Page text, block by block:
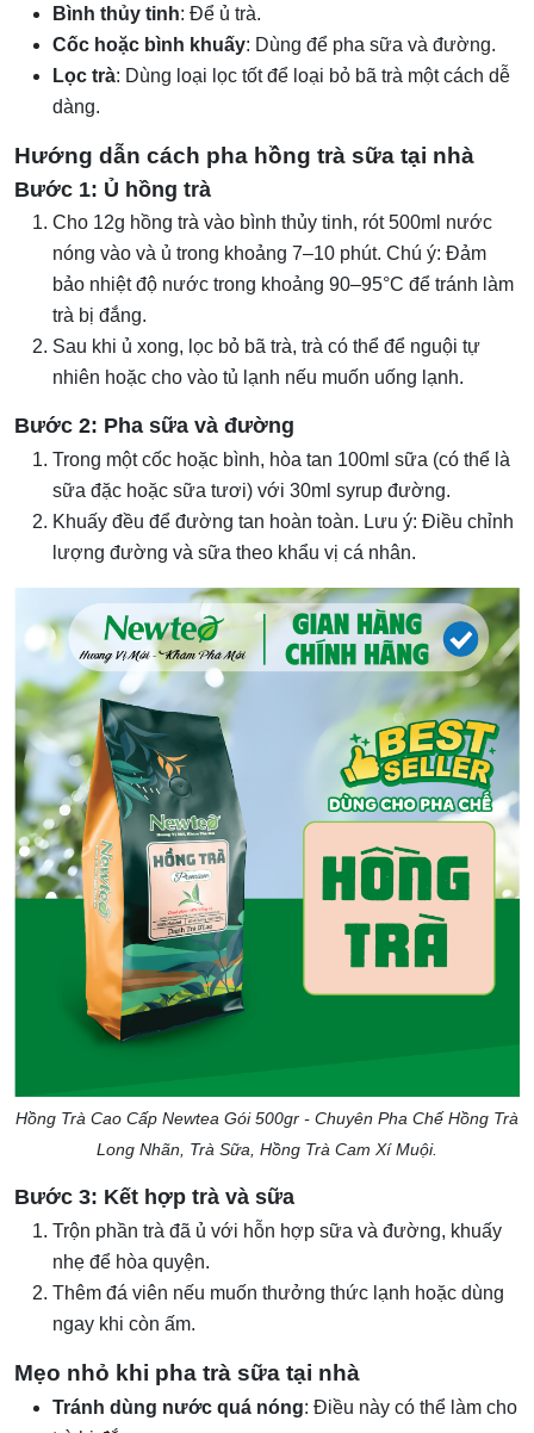
Bình thủy tinh: Để ủ trà.
Cốc hoặc bình khuấy: Dùng để pha sữa và đường.
Lọc trà: Dùng loại lọc tốt để loại bỏ bã trà một cách dễ
dàng.
Hướng dẫn cách pha hồng trà sữa tại nhà
Bước 1: Ủ hồng trà
Cho 12g hồng trà vào bình thủy tinh, rót 500ml nước
nóng vào và ủ trong khoảng 7–10 phút. Chú ý: Đảm
bảo nhiệt độ nước trong khoảng 90–95°C để tránh làm
trà bị đắng.
Sau khi ủ xong, lọc bỏ bã trà, trà có thể để nguội tự
nhiên hoặc cho vào tủ lạnh nếu muốn uống lạnh.
Bước 2: Pha sữa và đường
Trong một cốc hoặc bình, hòa tan 100ml sữa (có thể là
sữa đặc hoặc sữa tươi) với 30ml syrup đường.
Khuấy đều để đường tan hoàn toàn. Lưu ý: Điều chỉnh
lượng đường và sữa theo khẩu vị cá nhân.
Hồng Trà Cao Cấp Newtea Gói 500gr - Chuyên Pha Chế Hồng Trà
Long Nhãn, Trà Sữa, Hồng Trà Cam Xí Muội.
Bước 3: Kết hợp trà và sữa
Trộn phần trà đã ủ với hỗn hợp sữa và đường, khuấy
nhẹ để hòa quyện.
Thêm đá viên nếu muốn thưởng thức lạnh hoặc dùng
ngay khi còn ấm.
Mẹo nhỏ khi pha trà sữa tại nhà
Tránh dùng nước quá nóng: Điều này có thể làm cho